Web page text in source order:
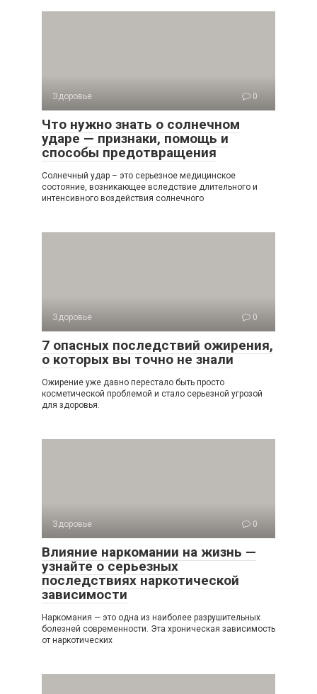
Здоровье 0
Что нужно знать о солнечном
ударе — признаки, помощь и
способы предотвращения
Солнечный удар – это серьезное медицинское
состояние, возникающее вследствие длительного и
интенсивного воздействия солнечного
Здоровье 0
7 опасных последствий ожирения,
о которых вы точно не знали
Ожирение уже давно перестало быть просто
косметической проблемой и стало серьезной угрозой
для здоровья.
Здоровье 0
Влияние наркомании на жизнь —
узнайте о серьезных
последствиях наркотической
зависимости
Наркомания — это одна из наиболее разрушительных
болезней современности. Эта хроническая зависимость
от наркотических